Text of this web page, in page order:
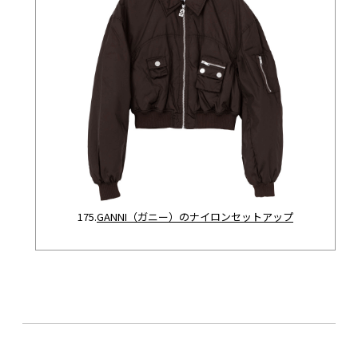
175.GANNI（ガニー）のナイロンセットアップ